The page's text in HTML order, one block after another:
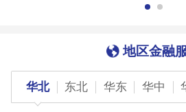
地区金融
华北 东北 华东 华中